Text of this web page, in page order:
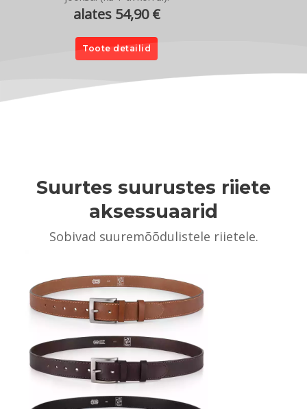
alates 54,90 €
Toote detailid
Suurtes suurustes riiete
aksessuaarid
Sobivad suuremõõdulistele riietele.